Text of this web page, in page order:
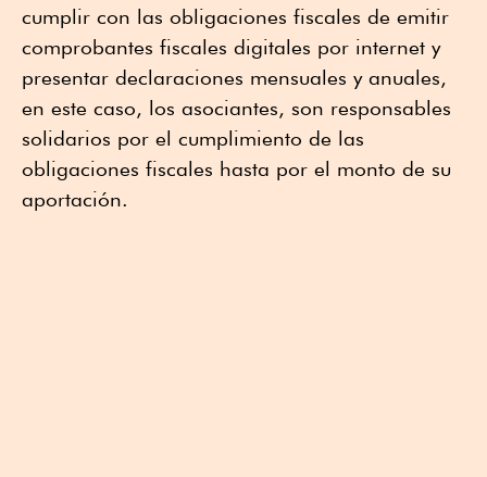
cumplir con las obligaciones fiscales de emitir
comprobantes fiscales digitales por internet y
presentar declaraciones mensuales y anuales,
en este caso, los asociantes, son responsables
solidarios por el cumplimiento de las
obligaciones fiscales hasta por el monto de su
aportación.